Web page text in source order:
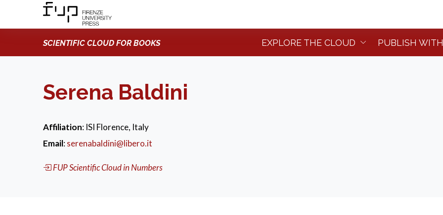
SCIENTIFIC CLOUD FOR BOOKS EXPLORE THE CLOUD PUBLISH
Serena Baldini
Affiliation: ISI Florence, Italy
Email:serenabaldini@libero.it
FUP Scientific Cloud in Numbers